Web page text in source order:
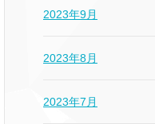
2023年9月
2023年8月
2023年7月